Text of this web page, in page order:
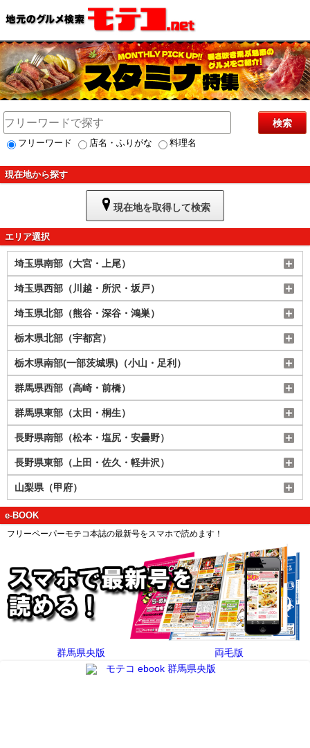
検索
フリーワード 店名・ふりがな 料理名
現在地から探す
現在地を取得して検索
エリア選択
埼玉県南部（大宮・上尾）
埼玉県西部（川越・所沢・坂戸）
埼玉県北部（熊谷・深谷・鴻巣）
栃木県北部（宇都宮）
栃木県南部(一部茨城県)（小山・足利）
群馬県西部（高崎・前橋）
群馬県東部（太田・桐生）
長野県南部（松本・塩尻・安曇野）
長野県東部（上田・佐久・軽井沢）
山梨県（甲府）
e-BOOK
フリーペーパーモテコ本誌の最新号をスマホで読めます！
群馬県央版 両毛版